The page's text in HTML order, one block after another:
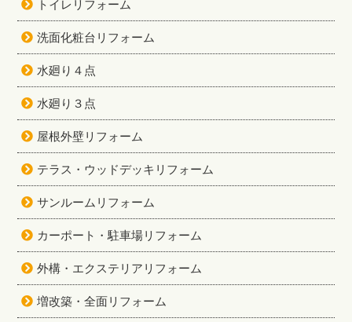
トイレリフォーム
洗面化粧台リフォーム
水廻り４点
水廻り３点
屋根外壁リフォーム
テラス・ウッドデッキリフォーム
サンルームリフォーム
カーポート・駐車場リフォーム
外構・エクステリアリフォーム
増改築・全面リフォーム